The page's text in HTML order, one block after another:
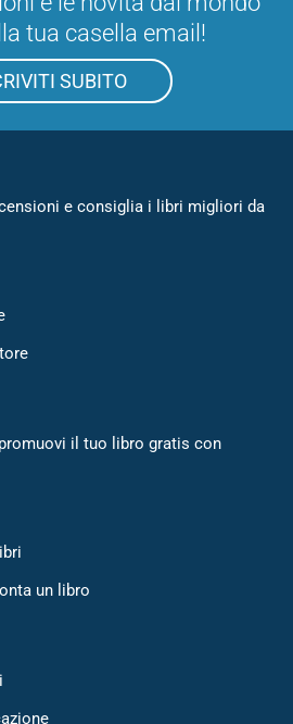
tua casella email!
SUBITO
e consiglia i libri migliori da
il tuo libro gratis con
un libro